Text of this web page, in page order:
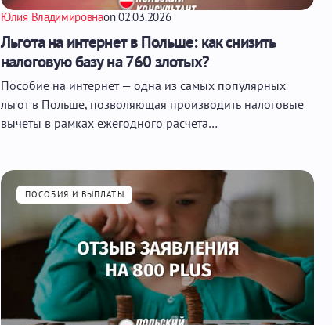
Юлия Владимировнаon 02.03.2026
Льгота на интернет в Польше: как снизить
налоговую базу на 760 злотых?
Пособие на интернет — одна из самых популярных
льгот в Польше, позволяющая производить налоговые
вычеты в рамках ежегодного расчета…
ПОСОБИЯ И ВЫПЛАТЫ